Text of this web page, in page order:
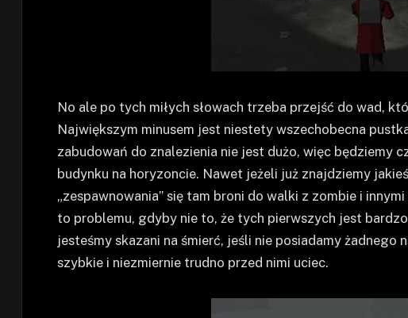
No ale po tych miłych słowach trzeba przejść do wad,
Największym minusem jest niestety wszechobecna
zabudowań do znalezienia nie jest dużo, więc będziemy
budynku na horyzoncie. Nawet jeżeli już znajdziemy
„zespawnowania” się tam broni do walki z zombie i
to problemu, gdyby nie to, że tych pierwszych jest
jesteśmy skazani na śmierć, jeśli nie posiadamy żadnego
szybkie i niezmiernie trudno przed nimi uciec.